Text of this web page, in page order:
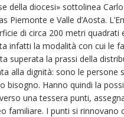
della diocesi» sottolinea
Piemonte e Valle d’Aosta.
di circa 200 metri
infatti la modalità con cui le
superata la prassi della
alla dignità: sono le persone
bisogno. Hanno quindi la
una tessera punti,
familiare. I punti si rinnovano